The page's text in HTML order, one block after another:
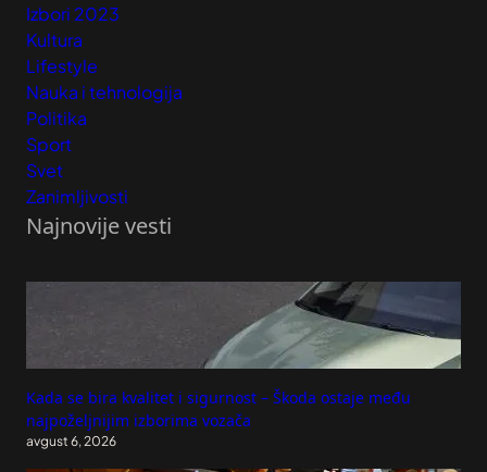
Izbori 2023
Kultura
Lifestyle
Nauka i tehnologija
Politika
Sport
Svet
Zanimljivosti
Najnovije vesti
Kada se bira kvalitet i sigurnost – Škoda ostaje među
najpoželjnijim izborima vozača
avgust 6, 2026